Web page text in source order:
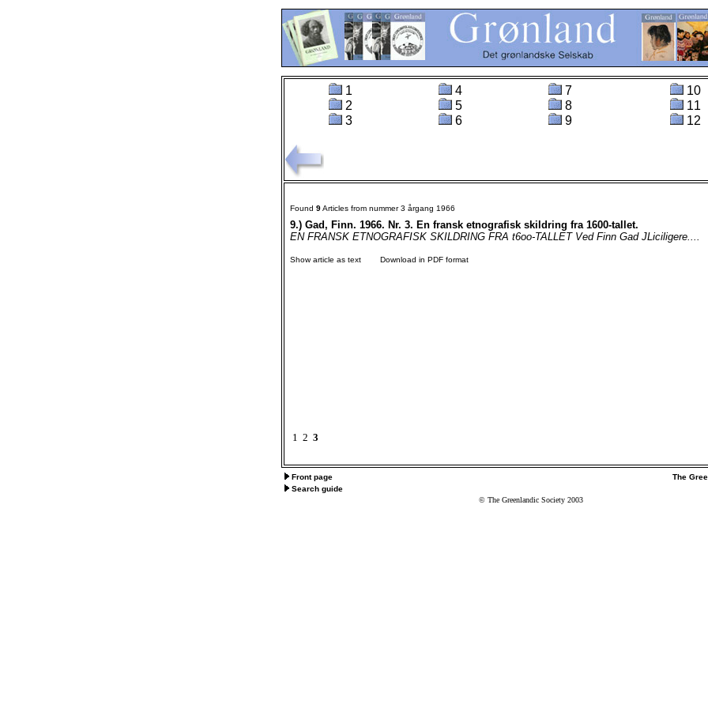
1
2
3
4
5
6
7
8
9
10
11
12
Found 9Articles from nummer 3 årgang 1966
9.) Gad, Finn. 1966. Nr. 3. En fransk etnografisk skildring fra 1600-tallet.
EN FRANSK ETNOGRAFISK SKILDRING FRA t6oo-TALLET Ved Finn Gad JLiciligere....
Show article as text Download in PDF format
1 2 3
Front page
The
Search guide
© The Greenlandic Society 2003